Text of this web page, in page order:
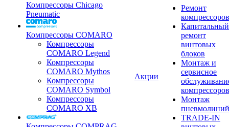
Компрессоры Chicago
Pneumatic
Компрессоры COMARO
Компрессоры
COMARO Legend
Компрессоры
COMARO Mythos
Компрессоры
COMARO Symbol
Компрессоры
COMARO XB
Акции
Ремонт
компрессоров
Капитальный
ремонт
винтовых
блоков
Монтаж и
сервисное
компрессоров
Монтаж
пневмолиний
TRADE-IN